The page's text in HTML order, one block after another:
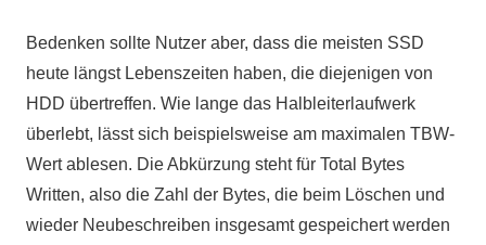
Bedenken sollte Nutzer aber, dass die meisten SSD
heute längst Lebenszeiten haben, die diejenigen von
HDD übertreffen. Wie lange das Halbleiterlaufwerk
überlebt, lässt sich beispielsweise am maximalen TBW-
Wert ablesen. Die Abkürzung steht für Total Bytes
Written, also die Zahl der Bytes, die beim Löschen und
wieder Neubeschreiben insgesamt gespeichert werden